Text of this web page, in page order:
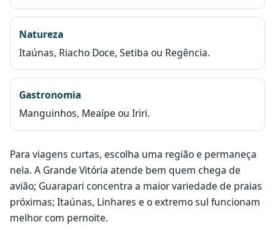
Natureza
Itaúnas, Riacho Doce, Setiba ou Regência.
Gastronomia
Manguinhos, Meaípe ou Iriri.
Para viagens curtas, escolha uma região e permaneça
nela. A Grande Vitória atende bem quem chega de
avião; Guarapari concentra a maior variedade de praias
próximas; Itaúnas, Linhares e o extremo sul funcionam
melhor com pernoite.